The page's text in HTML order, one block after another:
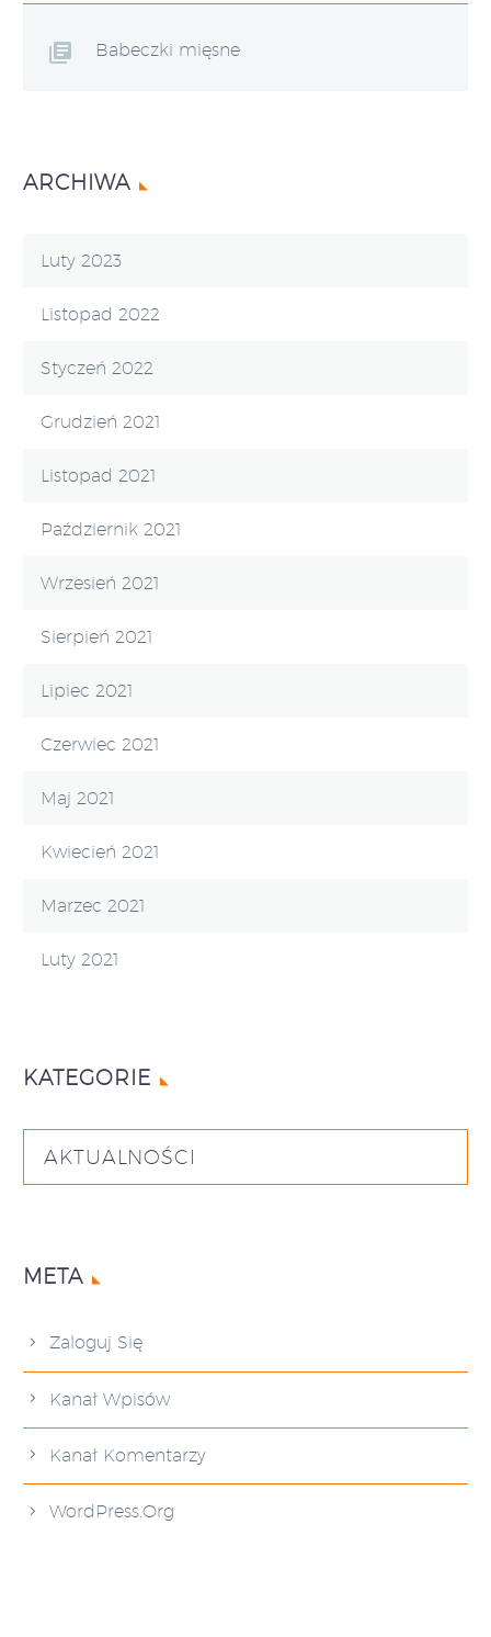
Babeczki mięsne
ARCHIWA
Luty 2023
Listopad 2022
Styczeń 2022
Grudzień 2021
Listopad 2021
Październik 2021
Wrzesień 2021
Sierpień 2021
Lipiec 2021
Czerwiec 2021
Maj 2021
Kwiecień 2021
Marzec 2021
Luty 2021
KATEGORIE
AKTUALNOŚCI
META
Zaloguj Się
Kanał Wpisów
Kanał Komentarzy
WordPress.org